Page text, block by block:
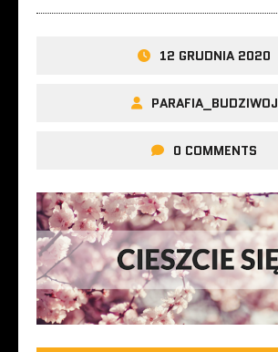
12 GRUDNIA 2020
PARAFIA_BUDZIWOJ
0 COMMENTS